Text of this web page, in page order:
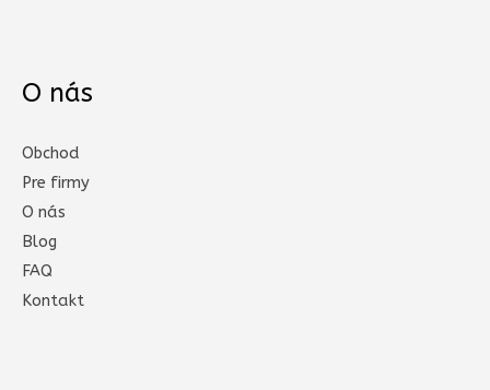
O nás
Obchod
Pre firmy
O nás
Blog
FAQ
Kontakt